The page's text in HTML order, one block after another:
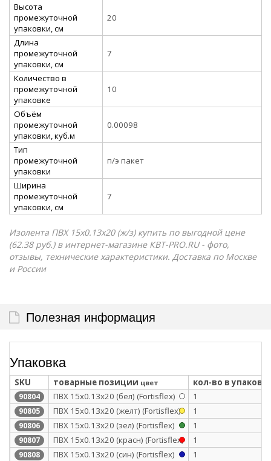
Высота
промежуточной
упаковки, см
20
Длина
промежуточной
упаковки, см
7
Количество в
промежуточной
упаковке
10
Объём
промежуточной
упаковки, куб.м
0.00098
Тип
промежуточной
упаковки
п/э пакет
Ширина
промежуточной
упаковки, см
7
Изолента ПВХ 15x0.13х20 (ж/з) купить по выгодной цене
(62.38 руб.) в интернет-магазине КВТ-PRO.RU - фото,
отзывы, технические характеристики. Доставка по Москве
и России
Полезная информация
Упаковка
SKU товарные позиции цвет кол-во в
90804 ПВХ 15x0.13х20 (бел) (Fortisflex) 1
90805 ПВХ 15x0.13х20 (желт) (Fortisflex) 1
90806 ПВХ 15x0.13х20 (зел) (Fortisflex) 1
90807 ПВХ 15x0.13х20 (красн) (Fortisflex) 1
90808 ПВХ 15x0.13х20 (син) (Fortisflex) 1